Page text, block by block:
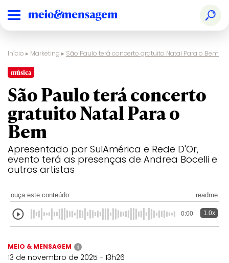
Início ▸ Marketing ▸ São Paulo terá concerto gratuito Natal Para o Bem
música
São Paulo terá concerto
gratuito Natal Para o
Bem
Apresentado por SulAmérica e Rede D'Or,
evento terá as presenças de Andrea Bocelli e
outros artistas
ouça este conteúdo readme
0:00 1.0x
MEIO & MENSAGEM i
13 de novembro de 2025 - 13h26